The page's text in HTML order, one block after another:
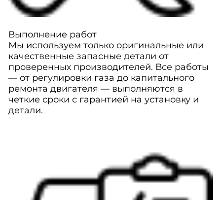
Выполнение работ
Мы используем только оригинальные или
качественные запасные детали от
проверенных производителей. Все работы
— от регулировки газа до капитального
ремонта двигателя — выполняются в
четкие сроки с гарантией на установку и
детали.